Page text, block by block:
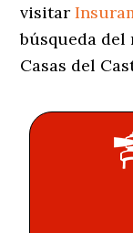
visitar
búsqueda del
Casas del